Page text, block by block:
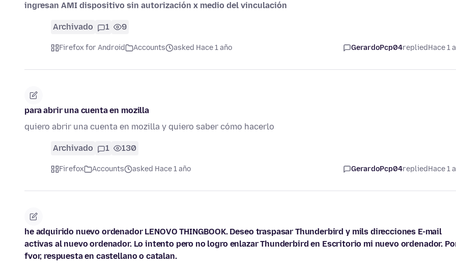
ingresan AMI dispositivo sin autorización x medio del vinculación
Archivado 1 9
Firefox for Android Accounts asked Hace 1 año GerardoPcp04repliedHace 1
para abrir una cuenta en mozilla
quiero abrir una cuenta en mozilla y quiero saber cómo hacerlo
Archivado 1 130
Firefox Accounts asked Hace 1 año GerardoPcp04repliedHace 1
he adquirido nuevo ordenador LENOVO THINGBOOK. Deseo traspasar Thunderbird y mils direcciones E-mail
activas al nuevo ordenador. Lo intento pero no logro enlazar Thunderbird en Escritorio mi nuevo ordenador.
fvor, respuesta en castellano o catalan.